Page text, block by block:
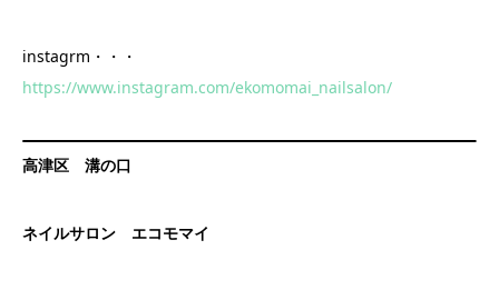
instagrm・・・
https://www.instagram.com/ekomomai_nailsalon/
高津区 溝の口
ネイルサロン エコモマイ